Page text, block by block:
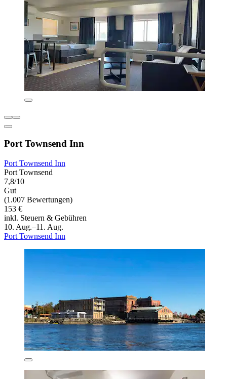
Port Townsend Inn
Port Townsend Inn
Port Townsend
7,8/10
Gut
(1.007 Bewertungen)
153 €
inkl. Steuern & Gebühren
10. Aug.–11. Aug.
Port Townsend Inn